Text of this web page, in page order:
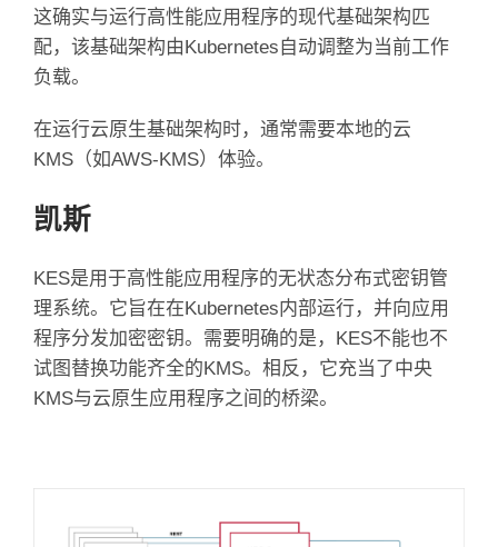
这确实与运行高性能应用程序的现代基础架构匹
配，该基础架构由Kubernetes自动调整为当前工作
负载。
在运行云原生基础架构时，通常需要本地的云
KMS（如AWS-KMS）体验。
凯斯
KES是用于高性能应用程序的无状态分布式密钥管
理系统。 它旨在在Kubernetes内部运行，并向应用
程序分发加密密钥。 需要明确的是，KES不能也不
试图替换功能齐全的KMS。 相反，它充当了中央
KMS与云原生应用程序之间的桥梁。